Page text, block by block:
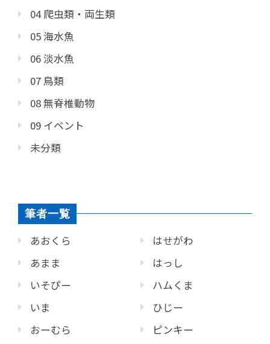
04 爬虫類・両生類
05 海水魚
06 淡水魚
07 鳥類
08 無脊椎動物
09 イベント
未分類
筆者一覧
あおくら
あまま
いそぴー
いま
おーむら
はせがわ
はっし
ハムくま
ひじー
ピンキー